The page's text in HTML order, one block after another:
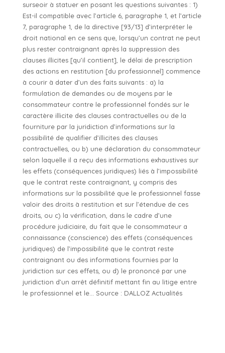
surseoir à statuer en posant les questions suivantes : 1)
Est-il compatible avec l’article 6, paragraphe 1, et l’article
7, paragraphe 1, de la directive [93/13] d’interpréter le
droit national en ce sens que, lorsqu’un contrat ne peut
plus rester contraignant après la suppression des
clauses illicites [qu’il contient], le délai de prescription
des actions en restitution [du professionnel] commence
à courir à dater d’un des faits suivants : a) la
formulation de demandes ou de moyens par le
consommateur contre le professionnel fondés sur le
caractère illicite des clauses contractuelles ou de la
fourniture par la juridiction d’informations sur la
possibilité de qualifier d’illicites des clauses
contractuelles, ou b) une déclaration du consommateur
selon laquelle il a reçu des informations exhaustives sur
les effets (conséquences juridiques) liés à l’impossibilité
que le contrat reste contraignant, y compris des
informations sur la possibilité que le professionnel fasse
valoir des droits à restitution et sur l’étendue de ces
droits, ou c) la vérification, dans le cadre d’une
procédure judiciaire, du fait que le consommateur a
connaissance (conscience) des effets (conséquences
juridiques) de l’impossibilité que le contrat reste
contraignant ou des informations fournies par la
juridiction sur ces effets, ou d) le prononcé par une
juridiction d’un arrêt définitif mettant fin au litige entre
le professionnel et le… Source : DALLOZ Actualités